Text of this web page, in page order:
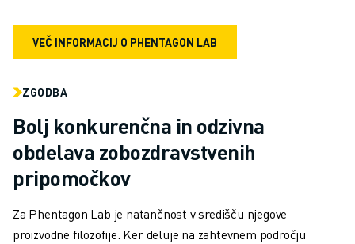
VEČ INFORMACIJ O PHENTAGON LAB
ZGODBA
Bolj konkurenčna in odzivna
obdelava zobozdravstvenih
pripomočkov
Za Phentagon Lab je natančnost v središču njegove
proizvodne filozofije. Ker deluje na zahtevnem področju